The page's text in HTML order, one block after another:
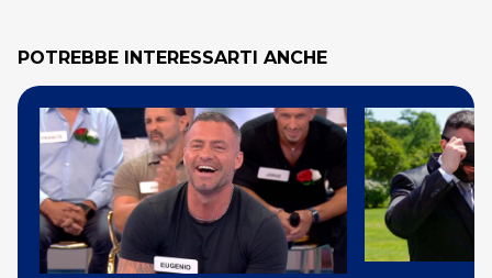
POTREBBE INTERESSARTI ANCHE